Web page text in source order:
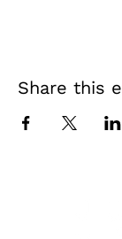
Share this